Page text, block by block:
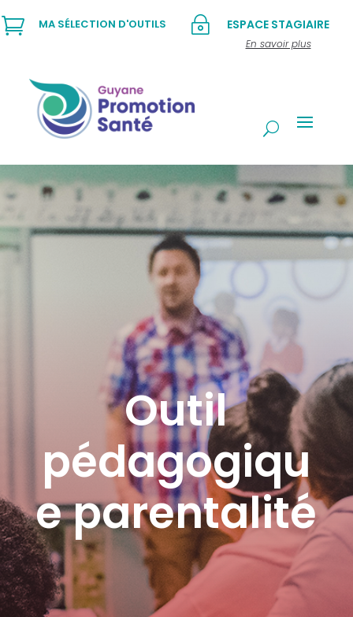
~ ESPACE STAGIAIRE
En savoir plus
 MA SÉLECTION D'OUTILS
Outil
pédagogiqu
e parentalité